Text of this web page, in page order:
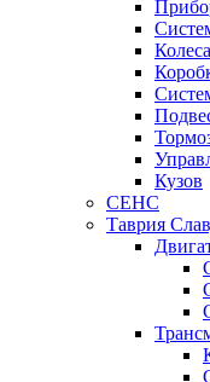
Кузов
СЕНС
Таврия